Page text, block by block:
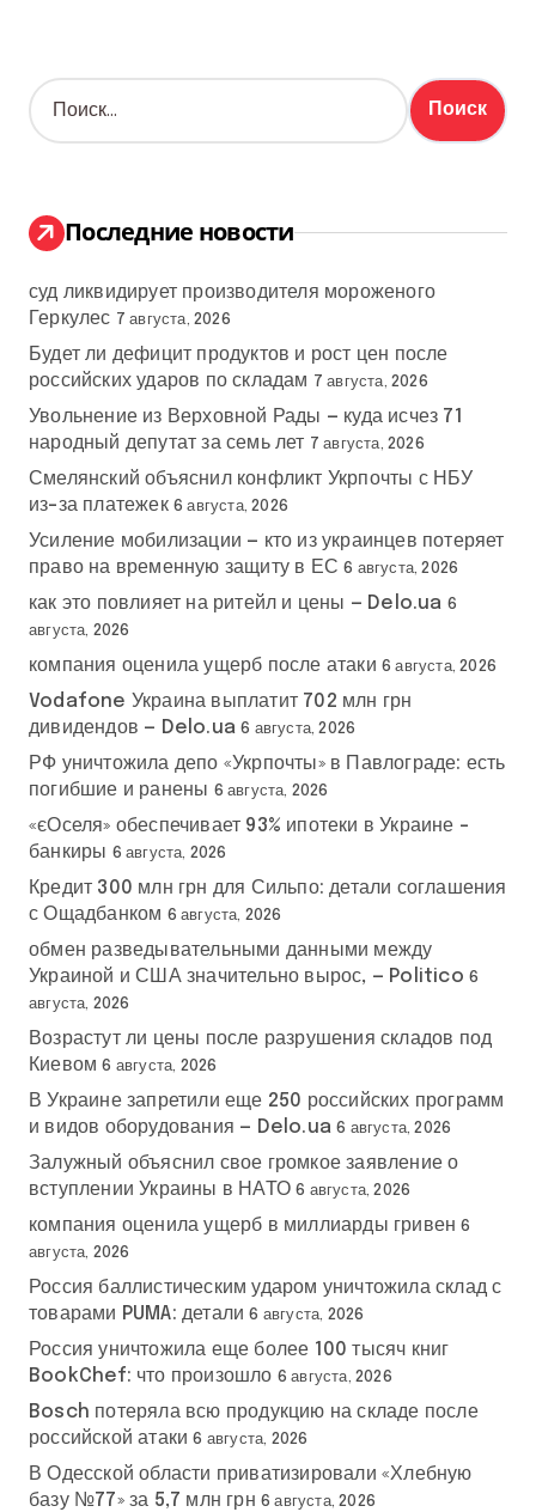
Н
а
:
Последние новости
суд ликвидирует производителя мороженого
Геркулес 7 августа, 2026
Будет ли дефицит продуктов и рост цен после
российских ударов по складам 7 августа, 2026
Увольнение из Верховной Рады — куда исчез 71
народный депутат за семь лет 7 августа, 2026
Смелянский объяснил конфликт Укрпочты с НБУ
из-за платежек 6 августа, 2026
Усиление мобилизации — кто из украинцев потеряет
право на временную защиту в ЕС 6 августа, 2026
как это повлияет на ритейл и цены — Delo.ua 6
августа, 2026
компания оценила ущерб после атаки 6 августа, 2026
Vodafone Украина выплатит 702 млн грн
дивидендов — Delo.ua 6 августа, 2026
РФ уничтожила депо «Укрпочты» в Павлограде: есть
погибшие и ранены 6 августа, 2026
«єОселя» обеспечивает 93% ипотеки в Украине –
банкиры 6 августа, 2026
Кредит 300 млн грн для Сильпо: детали соглашения
с Ощадбанком 6 августа, 2026
обмен разведывательными данными между
Украиной и США значительно вырос, — Politico 6
августа, 2026
Возрастут ли цены после разрушения складов под
Киевом 6 августа, 2026
В Украине запретили еще 250 российских программ
и видов оборудования — Delo.ua 6 августа, 2026
Залужный объяснил свое громкое заявление о
вступлении Украины в НАТО 6 августа, 2026
компания оценила ущерб в миллиарды гривен 6
августа, 2026
Россия баллистическим ударом уничтожила склад с
товарами PUMA: детали 6 августа, 2026
Россия уничтожила еще более 100 тысяч книг
BookChef: что произошло 6 августа, 2026
Bosch потеряла всю продукцию на складе после
российской атаки 6 августа, 2026
В Одесской области приватизировали «Хлебную
базу №77» за 5,7 млн грн 6 августа, 2026